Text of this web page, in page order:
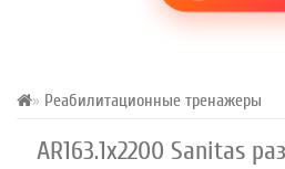
Реабилитационные тренажеры
AR163.1х2200 Sanitas